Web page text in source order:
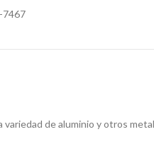
7467
variedad de aluminio y otros